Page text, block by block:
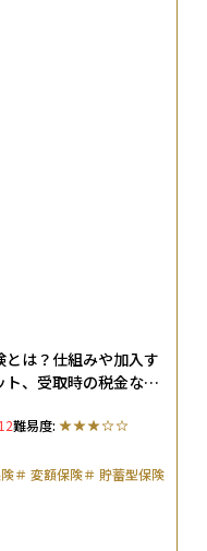
とは？仕組みや加入す
ト、受取時の税金など
難易度:
＃ 変額保険＃ 貯蓄型保険